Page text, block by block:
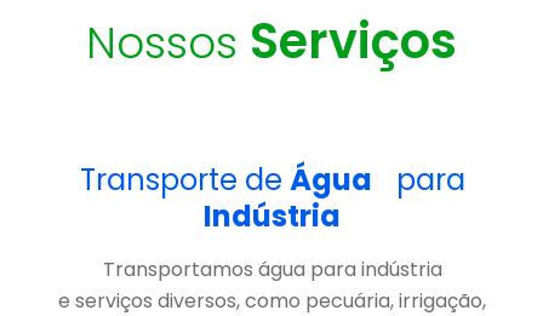
Nossos Serviços
Transporte de Água para
Indústria
Transportamos água para indústria
e serviços diversos, como pecuária, irrigação,